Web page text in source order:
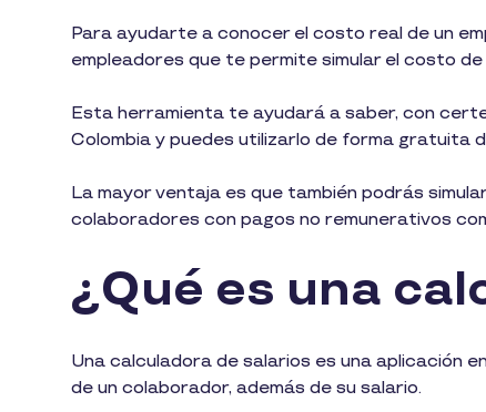
Para ayudarte a conocer el costo real de un
empleadores que te permite simular el costo
Esta herramienta te ayudará a saber, con
Colombia y puedes utilizarlo de forma gratuita
La mayor ventaja es que también podrás
colaboradores con pagos no remunerativos
¿Qué es una
Una calculadora de salarios es una aplicación
de un colaborador, además de su salario.